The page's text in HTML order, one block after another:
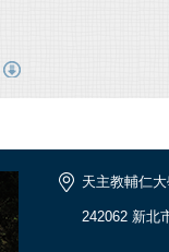
天主教輔仁
242062 新北